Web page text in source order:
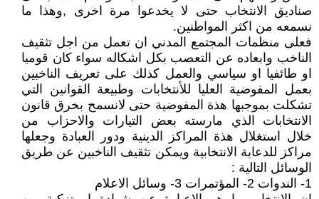
صناديق الانتخاب حتى لا يخدعوا مرة اخرى ,وهذا ما
نسمعه من اكثر المواطنين.
فعلى منظمات المجتمع المدني ان تعمل من اجل تثقيف
الناخب وابعاده عن التعصب بكل اشكاله سواء كان قوميا
او طائفيا او سياسي والعمل كذلك على تعريف الناخبين
بعمل المفوضية العليا للأنتخابات وطبيعة القوانين التي
تشكلت بموجبها هذة المفوضية حتى لانسمح بخرق قانون
الانتخابات الذي مارسته بعض التيارات والاحزاب من
خلال استغلال هذة المراكز الدينية ودور العبادة وجعلها
مراكز للدعاية الانتخابية ويمكن تثقيف الناخبين عن طريق
الوسائل التالية :
1- الندوات 2- المؤتمرات 3- وسائل الاعلام